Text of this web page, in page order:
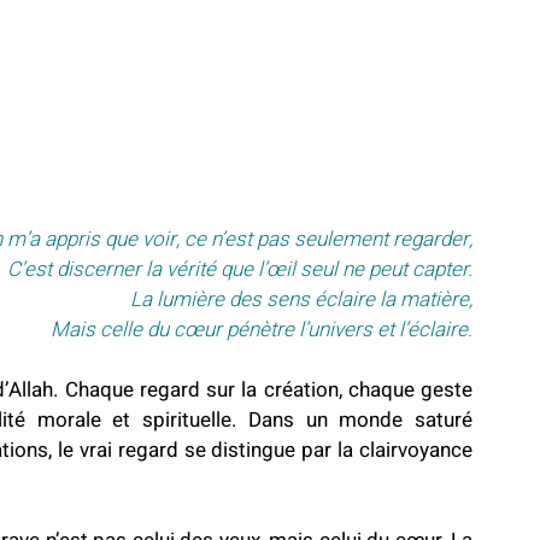
appris que voir, ce n’est pas seulement regarder,
C’est discerner la vérité que l’œil seul ne peut capter.
La lumière des sens éclaire la matière,
Mais celle du cœur pénètre l’univers et l’éclaire.
Chaque regard sur la création, chaque geste
morale et spirituelle. Dans un monde saturé
le vrai regard se distingue par la clairvoyance